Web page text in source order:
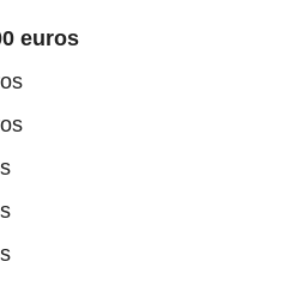
euros